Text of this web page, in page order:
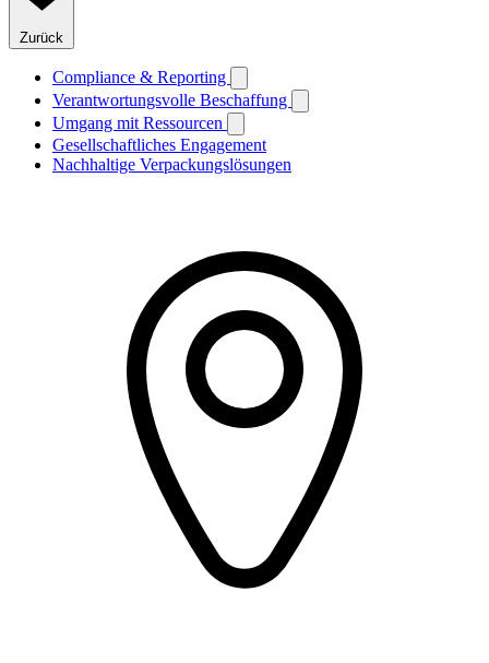
Zurück
Compliance & Reporting
Verantwortungsvolle Beschaffung
Umgang mit Ressourcen
Gesellschaftliches Engagement
Nachhaltige Verpackungslösungen